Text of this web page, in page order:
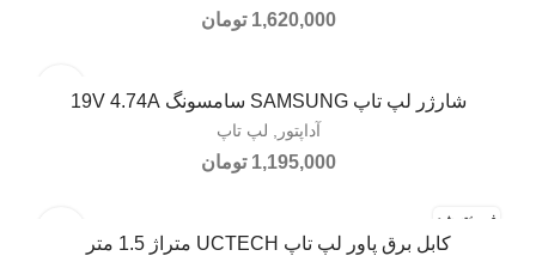
1,620,000 تومان
افزودن به سبد خرید شارژر لپ تاپ SAMSUNG سامسونگ 19V 4.74A
آداپتور , لپ تاپ
1,195,000 تومان
فروخته شد
اطلاعات بیشترکابل برق پاور لپ تاپ UCTECH متراژ 1.5 متر